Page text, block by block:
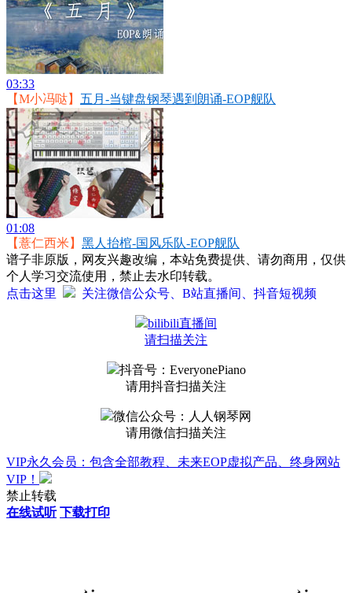
03:33
【M小冯哒】 五月-当键盘钢琴遇到朗诵-EOP舰队
01:08
【薏仁西米】 黑人抬棺-国风乐队-EOP舰队
谱子非原版，网友兴趣改编，本站免费提供、请勿商用，仅供
个人学习交流使用，禁止去水印转载。
点击这里
关注微信公众号、B站直播间、抖音短视频
bilibili直播间
请扫描关注
抖音号：EveryonePiano
请用抖音扫描关注
微信公众号：人人钢琴网
请用微信扫描关注
VIP永久会员：包含全部教程、未来EOP虚拟产品、终身网站
VIP！
禁止转载
在线试听 下载打印